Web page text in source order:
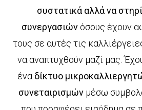
συστατικά αλλά να
συνεργασιώνόσους έχουν
τους σε αυτές τις
να αναπτυχθούν μαζί μας.
ένα δίκτυο
συνεταιρισμών μέσω